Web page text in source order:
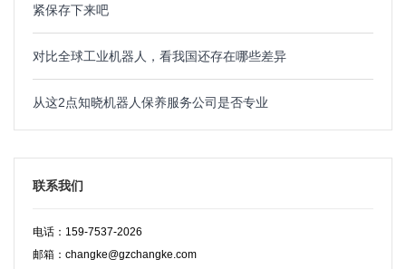
紧保存下来吧
对比全球工业机器人，看我国还存在哪些差异
从这2点知晓机器人保养服务公司是否专业
联系我们
电话：159-7537-2026
邮箱：changke@gzchangke.com